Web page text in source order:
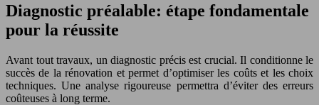
Diagnostic préalable: étape fondamentale
pour la réussite
Avant tout travaux, un diagnostic précis est crucial. Il conditionne le
succès de la rénovation et permet d’optimiser les coûts et les choix
techniques. Une analyse rigoureuse permettra d’éviter des erreurs
coûteuses à long terme.